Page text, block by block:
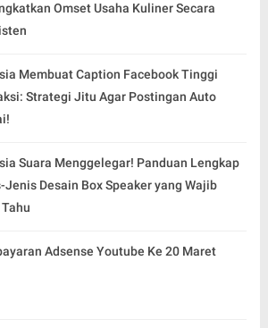
Omset Usaha Kuliner Secara
Membuat Caption Facebook Tinggi
Strategi Jitu Agar Postingan Auto
Suara Menggelegar! Panduan Lengkap
Jenis Desain Box Speaker yang Wajib
Adsense Youtube Ke 20 Maret